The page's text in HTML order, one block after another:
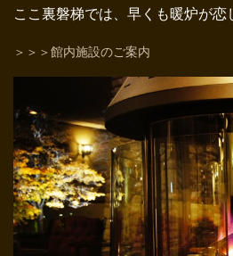
ここ裏磐梯では、早くも暖炉が恋
＞＞＞館内施設のご案内